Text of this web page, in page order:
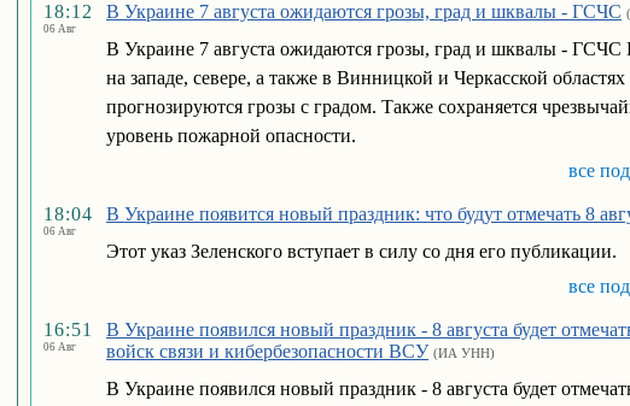
18:12
06 Авг
В Украине 7 августа ожидаются грозы, град и шквалы - ГСЧС
В Украине 7 августа ожидаются грозы, град и шквалы - ГСЧС
на западе, севере, а также в Винницкой и Черкасской областях
прогнозируются грозы с градом. Также сохраняется
уровень пожарной опасности.
все
18:04
06 Авг
В Украине появится новый праздник: что будут отмечать 8
Этот указ Зеленского вступает в силу со дня его публикации.
все
16:51
06 Авг
В Украине появился новый праздник - 8 августа будет
войск связи и кибербезопасности ВСУ (ИА УНН)
В Украине появился новый праздник - 8 августа будет